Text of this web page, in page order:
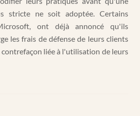
stricte ne soit adoptée. Certains
ont déjà annoncé qu'ils
les frais de défense de leurs clients
liée à l'utilisation de leurs